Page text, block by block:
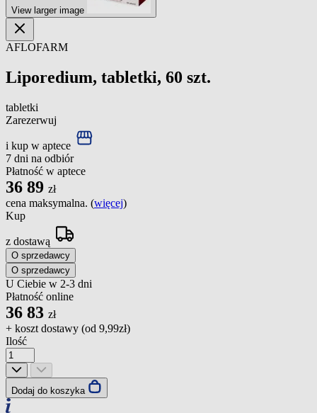
View larger image
AFLOFARM
Liporedium, tabletki, 60 szt.
tabletki
Zarezerwuj
i kup w aptece
7 dni na odbiór
Płatność w aptece
36 89 zł
cena maksymalna. (więcej)
Kup
z dostawą
O sprzedawcy
O sprzedawcy
U Ciebie w 2-3 dni
Płatność online
36 83 zł
+ koszt dostawy (od 9,99zł)
Ilość
Dodaj do koszyka